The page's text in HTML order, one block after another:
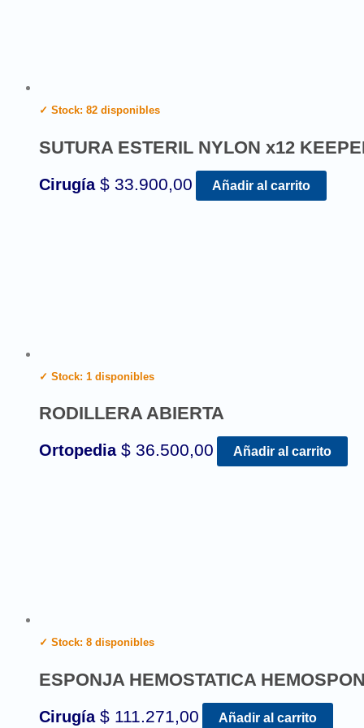
✓ Stock: 82 disponibles
SUTURA ESTERIL NYLON x12
Cirugía $ 33.900,00 Añadir al carrito
✓ Stock: 1 disponibles
RODILLERA ABIERTA
Ortopedia $ 36.500,00 Añadir al carrito
✓ Stock: 8 disponibles
ESPONJA HEMOSTATICA
Cirugía $ 111.271,00 Añadir al carrito